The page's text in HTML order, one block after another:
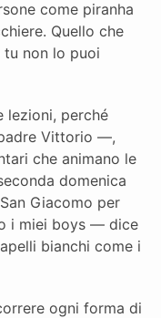
come piranha
Quello che
tu non lo puoi
lezioni, perché
Vittorio —,
che animano le
domenica
Giacomo per
i miei boys — dice
bianchi come i
ogni forma di